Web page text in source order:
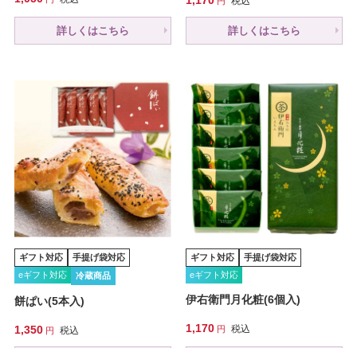
詳しくはこちら 詳しくはこちら
ギフト対応
手提げ袋対応
eギフト対応
冷蔵商品
餅ぱい(5本入)
1,350 税込
ギフト対応
手提げ袋対応
eギフト対応
伊右衛門月化粧(6個入)
1,170 税込